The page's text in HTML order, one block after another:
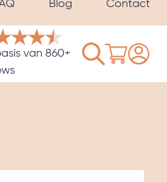
Blog Contact
categorie
Verzwaard slaapmasker
van 860+